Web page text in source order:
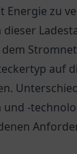
zu
auf
-